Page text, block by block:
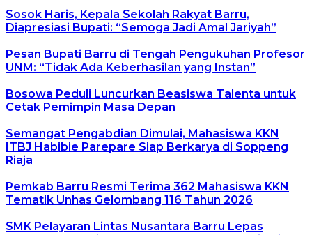
Sosok Haris, Kepala Sekolah Rakyat Barru,
Diapresiasi Bupati: “Semoga Jadi Amal Jariyah”
Pesan Bupati Barru di Tengah Pengukuhan Profesor
UNM: “Tidak Ada Keberhasilan yang Instan”
Bosowa Peduli Luncurkan Beasiswa Talenta untuk
Cetak Pemimpin Masa Depan
Semangat Pengabdian Dimulai, Mahasiswa KKN
ITBJ Habibie Parepare Siap Berkarya di Soppeng
Riaja
Pemkab Barru Resmi Terima 362 Mahasiswa KKN
Tematik Unhas Gelombang 116 Tahun 2026
SMK Pelayaran Lintas Nusantara Barru Lepas